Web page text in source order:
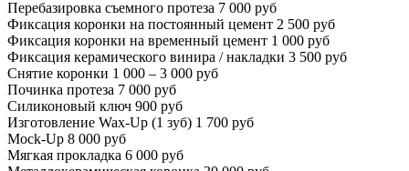
Перебазировка съемного протеза 7 000 руб
Фиксация коронки на постоянный цемент 2 500 руб
Фиксация коронки на временный цемент 1 000 руб
Фиксация керамического винира / накладки 3 500 руб
Снятие коронки 1 000 – 3 000 руб
Починка протеза 7 000 руб
Силиконовый ключ 900 руб
Изготовление Wax-Up (1 зуб) 1 700 руб
Mock-Up 8 000 руб
Мягкая прокладка 6 000 руб